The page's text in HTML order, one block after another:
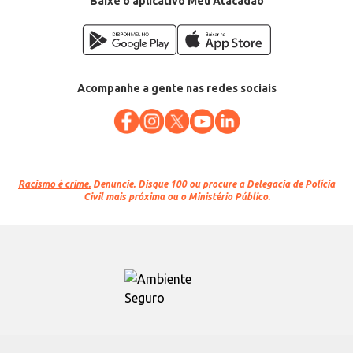
Acompanhe a gente nas redes sociais
Racismo é crime. Denuncie. Disque 100 ou procure a Delegacia de Polícia
Civil mais próxima ou o Ministério Público.